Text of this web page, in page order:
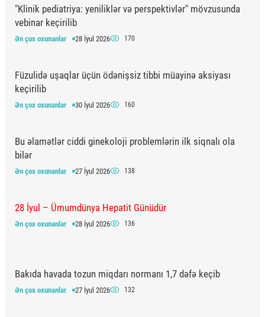
"Klinik pediatriya: yeniliklər və perspektivlər" mövzusunda
vebinar keçirilib
Ən çox oxunanlar 28 İyul 2026 170
Füzulidə uşaqlar üçün ödənişsiz tibbi müayinə aksiyası
keçirilib
Ən çox oxunanlar 30 İyul 2026 160
Bu əlamətlər ciddi ginekoloji problemlərin ilk siqnalı ola
bilər
Ən çox oxunanlar 27 İyul 2026 138
28 İyul – Ümumdünya Hepatit Günüdür
Ən çox oxunanlar 28 İyul 2026 136
Bakıda havada tozun miqdarı normanı 1,7 dəfə keçib
Ən çox oxunanlar 27 İyul 2026 132